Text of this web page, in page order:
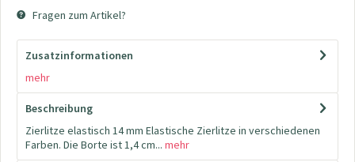
Fragen zum Artikel?
Zusatzinformationen
mehr
Beschreibung
Zierlitze elastisch 14 mm Elastische Zierlitze in verschiedenen
Farben. Die Borte ist 1,4 cm... mehr